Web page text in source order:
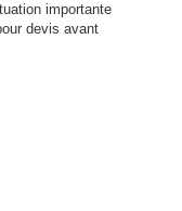
importante
devis avant